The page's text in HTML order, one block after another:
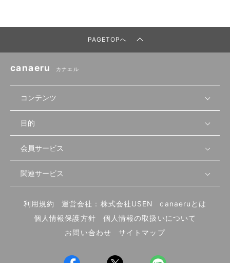
PAGETOPへ
canaeru カナエル
コンテンツ
無料開業相談
セミナー情報
セミナー動画
物件を探す
首都圏
北海道
先輩開業者の声
開業・経営に関する記事
編集ポリシー
業態別の開業方法
目的
店舗運営
物件
内装・設備
食材・仕入れ
会員サービス
会員登録
ログイン
関連サービス
飲食店サクセスガイド（外部サイト）
利用規約 運営会社：株式会社USEN
canaeruとは
個人情報保護方針
個人情報の取扱いについて
お問い合わせ
サイトマップ